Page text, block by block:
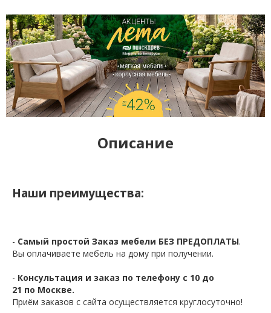
Описание
Наши преимущества:
- Самый простой Заказ мебели БЕЗ ПРЕДОПЛАТЫ.
Вы оплачиваете мебель на дому при получении.
- Консультация и заказ по телефону с 10 до
21 по Москве.
Приём заказов с сайта осуществляется круглосуточно!